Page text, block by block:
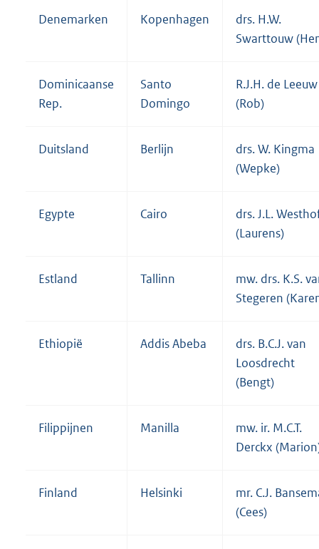
Denemarken Kopenhagen
drs. H.W.
Swarttouw
Dominicaanse
Rep.
Santo
Domingo
R.J.H. de Leeuw
(Rob)
Duitsland Berlijn
drs. W. Kingma
(Wepke)
Egypte Cairo
drs. J.L.
(Laurens)
Estland Tallinn
mw. drs. K.S.
Stegeren
Ethiopië Addis Abeba
drs. B.C.J. van
Loosdrecht
(Bengt)
Filippijnen Manilla
mw. ir. M.C.T.
Derckx
Finland Helsinki
mr. C.J.
(Cees)